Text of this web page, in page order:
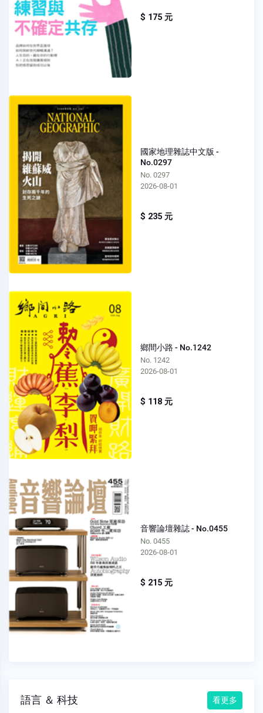
$ 175 元
國家地理雜誌中文版 -
No.0297
No. 0297
2026-08-01
$ 235 元
鄉間小路 - No.1242
No. 1242
2026-08-01
$ 118 元
音響論壇雜誌 - No.0455
No. 0455
2026-08-01
$ 215 元
語言 ＆ 科技 看更多